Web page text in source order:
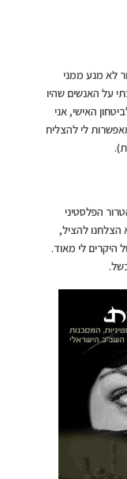
16 שאיהרג בגיל 21 האמור לא מנע ממני
על האנשים שהיו
האישי, אני
לי להצליח
הפלסטיני
הצלחנו להציל,
היקרים לי מאוד.